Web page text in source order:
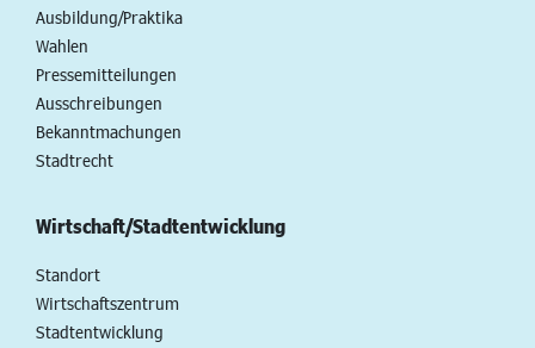
Ausbildung/Praktika
Wahlen
Pressemitteilungen
Ausschreibungen
Bekanntmachungen
Stadtrecht
Wirtschaft/Stadtentwicklung
Standort
Wirtschaftszentrum
Stadtentwicklung